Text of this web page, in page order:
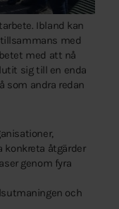
Ibland kan
med
med att nå
sig till en enda
som andra redan
konkreta åtgärder
genom fyra
och